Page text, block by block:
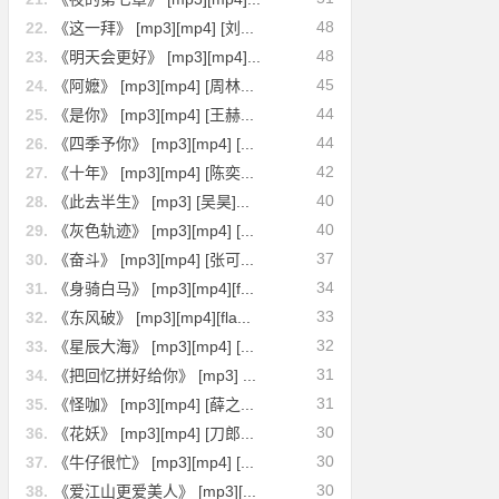
48
22.
《这一拜》 [mp3][mp4] [刘...
48
23.
《明天会更好》 [mp3][mp4]...
45
24.
《阿嬷》 [mp3][mp4] [周林...
44
25.
《是你》 [mp3][mp4] [王赫...
44
26.
《四季予你》 [mp3][mp4] [...
42
27.
《十年》 [mp3][mp4] [陈奕...
40
28.
《此去半生》 [mp3] [吴昊]...
40
29.
《灰色轨迹》 [mp3][mp4] [...
37
30.
《奋斗》 [mp3][mp4] [张可...
34
31.
《身骑白马》 [mp3][mp4][f...
33
32.
《东风破》 [mp3][mp4][fla...
32
33.
《星辰大海》 [mp3][mp4] [...
31
34.
《把回忆拼好给你》 [mp3] ...
31
35.
《怪咖》 [mp3][mp4] [薛之...
30
36.
《花妖》 [mp3][mp4] [刀郎...
30
37.
《牛仔很忙》 [mp3][mp4] [...
30
38. 《爱江山更爱美人》 [mp3][...